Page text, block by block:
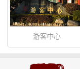
游客中心